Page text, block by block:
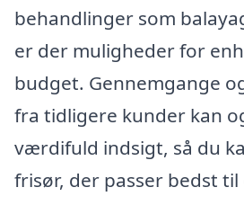
behandlinger som
er der muligheder for
budget. Gennemgange
fra tidligere kunder kan
værdifuld indsigt, så du
frisør, der passer bedst til